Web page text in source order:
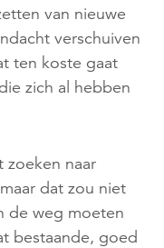
van nieuwe
verschuiven
ten koste gaat
zich al hebben
zoeken naar
dat zou niet
de weg moeten
bestaande, goed